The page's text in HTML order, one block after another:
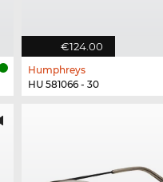
€124.00
Humphreys
HU 581066 - 30